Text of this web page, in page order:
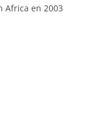
Africa en 2003